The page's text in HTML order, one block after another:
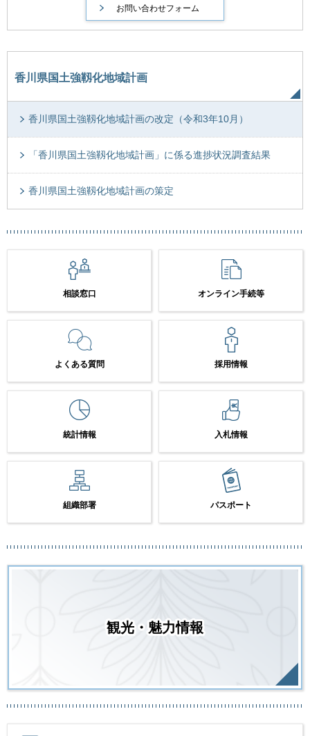
香川県国土強靱化地域計画
香川県国土強靱化地域計画の改定（令和3年10月）
「香川県国土強靱化地域計画」に係る進捗状況調査結果
香川県国土強靱化地域計画の策定
相談窓口 オンライン手続等
よくある質問 採用情報
統計情報 入札情報
組織部署 パスポート
観光・魅力情報